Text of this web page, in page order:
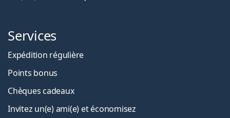
Services
Expédition régulière
Points bonus
Chèques cadeaux
Invitez un(e) ami(e) et économisez